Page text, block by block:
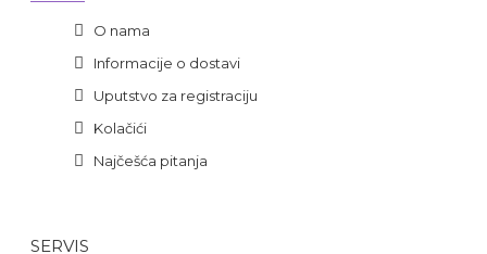
O nama
Informacije o dostavi
Uputstvo za registraciju
Kolačići
Najčešća pitanja
SERVIS